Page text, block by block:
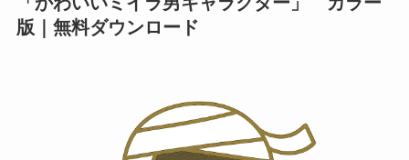
版｜無料ダウンロード